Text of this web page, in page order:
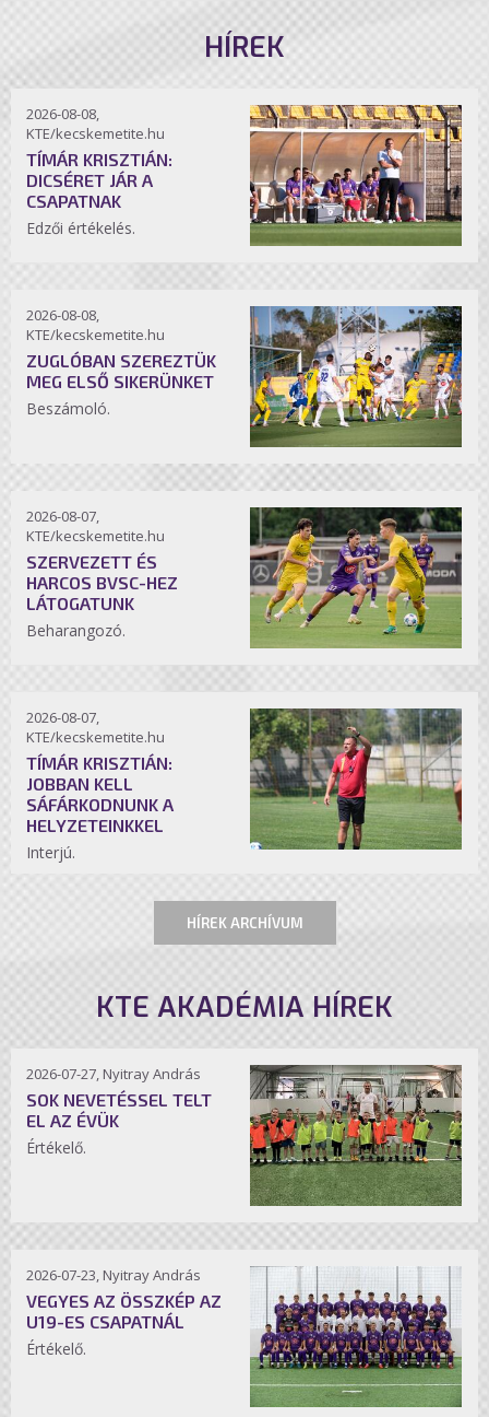
HÍREK
2026-08-08,
KTE/kecskemetite.hu
TÍMÁR KRISZTIÁN:
DICSÉRET JÁR A
CSAPATNAK
Edzői értékelés.
2026-08-08,
KTE/kecskemetite.hu
ZUGLÓBAN SZEREZTÜK
MEG ELSŐ SIKERÜNKET
Beszámoló.
2026-08-07,
KTE/kecskemetite.hu
SZERVEZETT ÉS
HARCOS BVSC-HEZ
LÁTOGATUNK
Beharangozó.
2026-08-07,
KTE/kecskemetite.hu
TÍMÁR KRISZTIÁN:
JOBBAN KELL
SÁFÁRKODNUNK A
HELYZETEINKKEL
Interjú.
HÍREK ARCHÍVUM
KTE AKADÉMIA HÍREK
2026-07-27, Nyitray András
SOK NEVETÉSSEL TELT
EL AZ ÉVÜK
Értékelő.
2026-07-23, Nyitray András
VEGYES AZ ÖSSZKÉP AZ
U19-ES CSAPATNÁL
Értékelő.